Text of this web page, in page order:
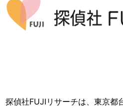
探偵社FUJIリサーチは、東京都